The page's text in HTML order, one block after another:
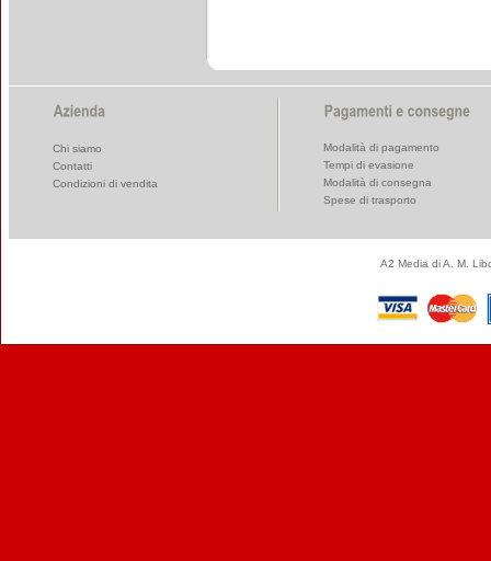
Chi siamo
Contatti
Condizioni di vendita
Modalità di pagamento
Tempi di evasione
Modalità di consegna
Spese di trasporto
A2 Media di A. M.